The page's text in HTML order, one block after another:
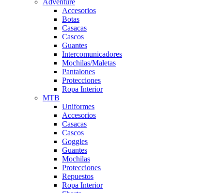
Adventure
Accesorios
Botas
Casacas
Cascos
Guantes
Intercomunicadores
Mochilas/Maletas
Pantalones
Protecciones
Ropa Interior
MTB
Uniformes
Accesorios
Casacas
Cascos
Goggles
Guantes
Mochilas
Protecciones
Repuestos
Ropa Interior